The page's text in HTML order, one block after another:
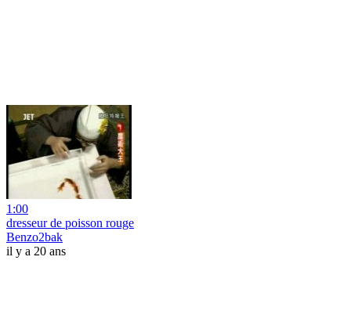
1:00
dresseur de poisson rouge
Benzo2bak
il y a 20 ans